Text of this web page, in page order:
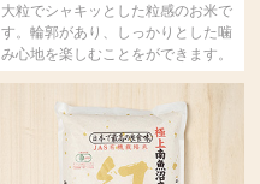
大粒でシャキッとした粒感のお米で
す。輪郭があり、しっかりとした噛
み心地を楽しむことをができます。